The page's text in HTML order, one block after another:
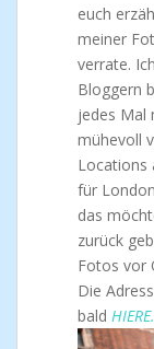
euch
meiner
verrate.
Bloggern
jedes Mal
mühevoll
Locations
für
das
zurück
Fotos vor
Die
bald HIERE.